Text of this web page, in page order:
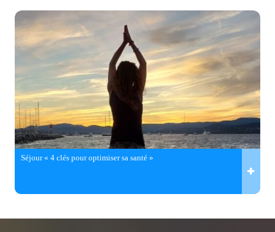
Séjour « 4 clés pour optimiser sa santé »